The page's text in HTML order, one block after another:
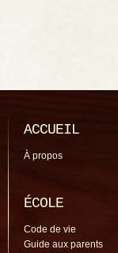
ACCUEIL
À propos
ÉCOLE
Code de vie
Guide aux parents